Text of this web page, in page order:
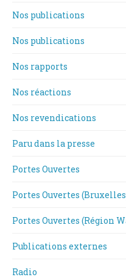
Nos publications
Nos publications
Nos rapports
Nos réactions
Nos revendications
Paru dans la presse
Portes Ouvertes
Portes Ouvertes
Portes Ouvertes (Région
Publications externes
Radio